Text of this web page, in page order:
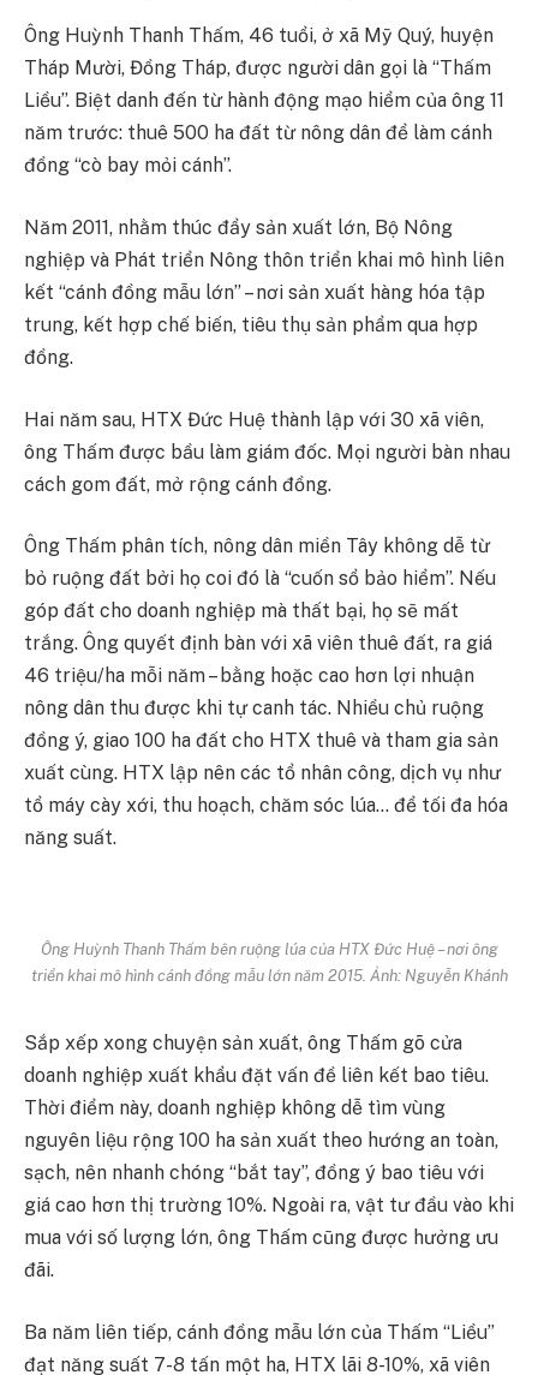
Ông Huỳnh Thanh Thấm, 46 tuổi, ở xã Mỹ Quý, huyện
Tháp Mười, Đồng Tháp, được người dân gọi là “Thấm
Liều”. Biệt danh đến từ hành động mạo hiểm của ông 11
năm trước: thuê 500 ha đất từ nông dân để làm cánh
đồng “cò bay mỏi cánh”.
Năm 2011, nhằm thúc đẩy sản xuất lớn, Bộ Nông
nghiệp và Phát triển Nông thôn triển khai mô hình liên
kết “cánh đồng mẫu lớn” – nơi sản xuất hàng hóa tập
trung, kết hợp chế biến, tiêu thụ sản phẩm qua hợp
đồng.
Hai năm sau, HTX Đức Huệ thành lập với 30 xã viên,
ông Thấm được bầu làm giám đốc. Mọi người bàn nhau
cách gom đất, mở rộng cánh đồng.
Ông Thấm phân tích, nông dân miền Tây không dễ từ
bỏ ruộng đất bởi họ coi đó là “cuốn sổ bảo hiểm”. Nếu
góp đất cho doanh nghiệp mà thất bại, họ sẽ mất
trắng. Ông quyết định bàn với xã viên thuê đất, ra giá
46 triệu/ha mỗi năm – bằng hoặc cao hơn lợi nhuận
nông dân thu được khi tự canh tác. Nhiều chủ ruộng
đồng ý, giao 100 ha đất cho HTX thuê và tham gia sản
xuất cùng. HTX lập nên các tổ nhân công, dịch vụ như
tổ máy cày xới, thu hoạch, chăm sóc lúa… để tối đa hóa
năng suất.
Ông Huỳnh Thanh Thấm bên ruộng lúa của HTX Đức Huệ – nơi ông
triển khai mô hình cánh đồng mẫu lớn năm 2015. Ảnh: Nguyễn Khánh
Sắp xếp xong chuyện sản xuất, ông Thấm gõ cửa
doanh nghiệp xuất khẩu đặt vấn đề liên kết bao tiêu.
Thời điểm này, doanh nghiệp không dễ tìm vùng
nguyên liệu rộng 100 ha sản xuất theo hướng an toàn,
sạch, nên nhanh chóng “bắt tay”, đồng ý bao tiêu với
giá cao hơn thị trường 10%. Ngoài ra, vật tư đầu vào khi
mua với số lượng lớn, ông Thấm cũng được hưởng ưu
đãi.
Ba năm liên tiếp, cánh đồng mẫu lớn của Thấm “Liều”
đạt năng suất 7-8 tấn một ha, HTX lãi 8-10%, xã viên